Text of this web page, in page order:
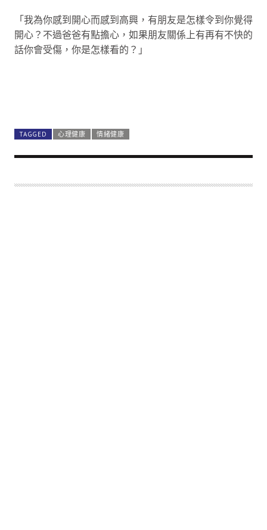
「我為你感到開心而感到高興，有朋友是怎樣令到你覺得
開心？不過爸爸有點擔心，如果朋友關係上有再有不快的
話你會受傷，你是怎樣看的？」